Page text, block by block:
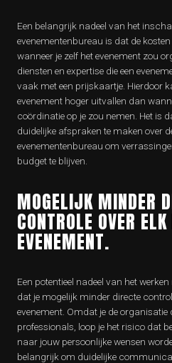
Een belangrijk nadeel van het
evenementenbureau is dat de
wanneer je zelf het evenement zou
diensten en expertise die een
vaak met een prijskaartje. Hierdoor
evenement hoger uitvallen dan
coördinatie op je zou nemen. Het is
duidelijke afspraken te maken over
evenementenbureau om
budget te blijven.
MOGELIJK MINDER
CONTROLE OVER
EVENEMENT.
Een potentieel nadeel van het
dat je mogelijk minder directe
evenement. Omdat je de organisatie
professionals, loop je het risico dat
naar jouw persoonlijke wensen
belangrijk om duidelijke